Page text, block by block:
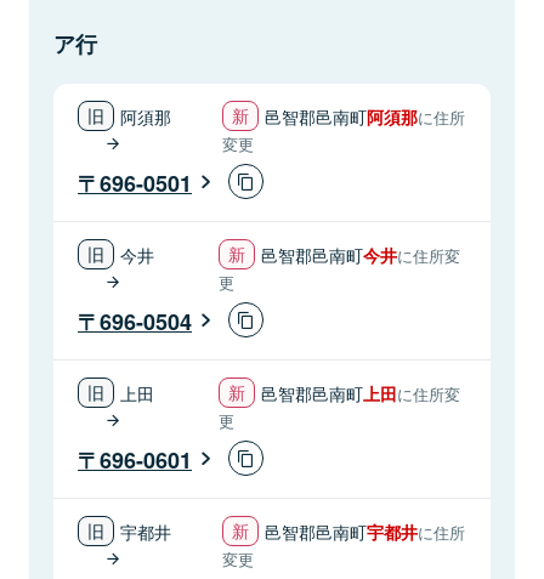
ア行
阿須那 邑智郡邑南町阿須那に住所
変更
696-0501
今井 邑智郡邑南町今井に住所変
更
696-0504
上田 邑智郡邑南町上田に住所変
更
696-0601
宇都井 邑智郡邑南町宇都井に住所
変更